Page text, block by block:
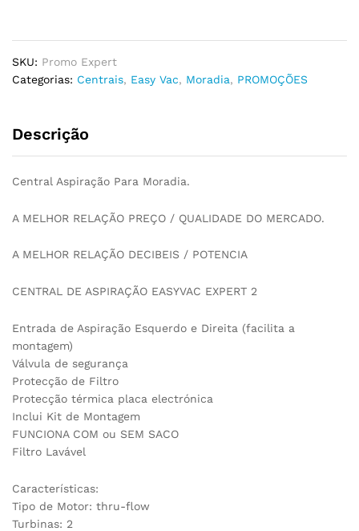
(
Moradia)
+
quantidade
SKU: Promo Expert
Categorias: Centrais, Easy Vac, Moradia, PROMOÇÕES
Descrição
Central Aspiração Para Moradia.
A MELHOR RELAÇÃO PREÇO / QUALIDADE DO MERCADO.
A MELHOR RELAÇÃO DECIBEIS / POTENCIA
CENTRAL DE ASPIRAÇÃO EASYVAC EXPERT 2
Entrada de Aspiração Esquerdo e Direita (facilita a
montagem)
Válvula de segurança
Protecção de Filtro
Protecção térmica placa electrónica
Inclui Kit de Montagem
FUNCIONA COM ou SEM SACO
Filtro Lavável
Características:
Tipo de Motor: thru-flow
Turbinas: 2